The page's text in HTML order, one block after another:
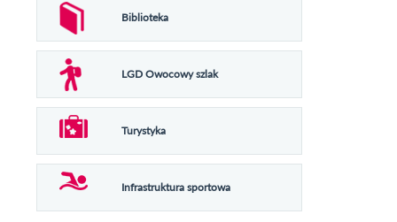
Biblioteka
LGD Owocowy szlak
Turystyka
Infrastruktura sportowa